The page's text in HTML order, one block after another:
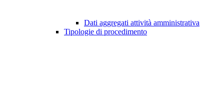
Dati aggregati attività amministrativa
Tipologie di procedimento